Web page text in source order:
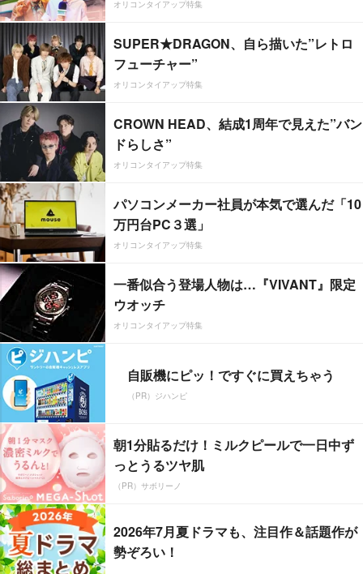
オリコンタイアップ特集
SUPER★DRAGON、自ら描いた”レトロ
フューチャー”
オリコンタイアップ特集
CROWN HEAD、結成1周年で見えた”バン
ドらしさ”
オリコンタイアップ特集
パソコンメーカー社員が本気で選んだ「10
万円台PC３選」
オリコンタイアップ特集
一番似合う登場人物は…『VIVANT』限定
ウオッチ
オリコンタイアップ特集
自販機にピッ！ですぐに買えちゃう
（PR）ジハンピ
朝1分貼るだけ！ミルクピールで一日中ず
っとうるツヤ肌
（PR）サボリーノ
2026年7月夏ドラマも、注目作＆話題作が
勢ぞろい！